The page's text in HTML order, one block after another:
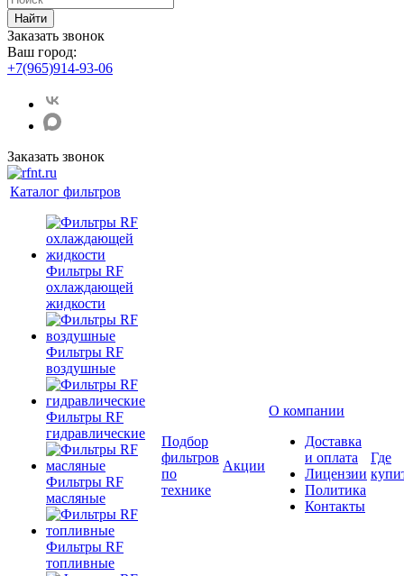
Найти
Заказать звонок
Ваш город:
+7(965)914-93-06
Заказать звонок
Каталог фильтров
Фильтры RF
охлаждающей
жидкости
Фильтры RF
воздушные
Фильтры RF
гидравлические
Фильтры RF
масляные
Фильтры RF
топливные
Подбор
фильтров
по
технике
Акции
О компании
Доставка
и оплата
Лицензии
Политика
Контакты
Где